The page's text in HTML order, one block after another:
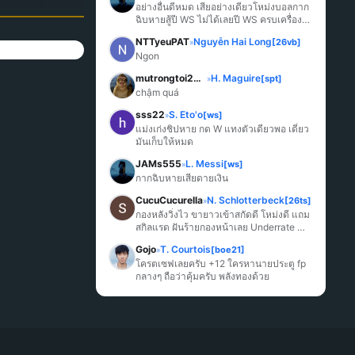
อย่างอื่นดีหมด เสียอย่างเดียวโหม่งบอลกาก
ฉิบหายสู้ปี WS ไม่ได้เลยปี WS ครบเครื่อง
NTTyeuPAT»Nguyễn Hai Long[26vb]
Ngon
mutrongtoi2027
»H. Maguire[spt]
chậm quá
sss22»S. Eto'o[ws]
แม่งเก่งชิปหาย กด W แทงตัวเดียวพอ เดี๋ยว
มันเก็บให้หมด
JAMs555»L. Messi[ws]
กากฉิบหายเสียดายเงิน
CucuCucurella»N. Schlotterbeck[26ts]
กองหลังวิ่งไว ขายาวเข้าสกัดดี โหม่งดี แถม
สกิลแรด ฝันร้ายกองหน้าเลย Underrate
Gojo»T. Courtois[boe21]
โครตเซฟเลยครับ +12 ใครหานายประตู fp
กลางๆ ถือว่าคุ้มครับ พลังทองด้วย